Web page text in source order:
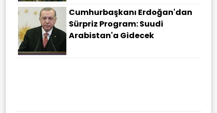
Cumhurbaşkanı Erdoğan'dan
Sürpriz Program: Suudi
Arabistan'a Gidecek